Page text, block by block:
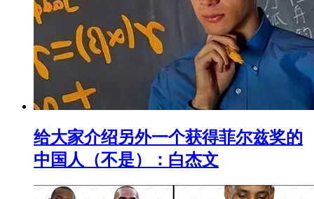
给大家介绍另外一个获得菲尔兹奖的
中国人（不是）：白杰文